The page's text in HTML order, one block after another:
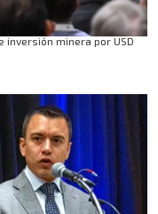
inversión minera por USD